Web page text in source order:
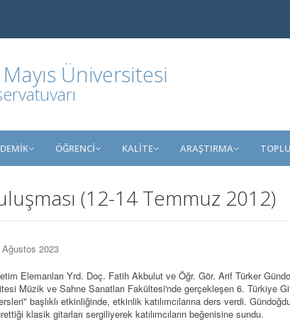
Üniversitesi
ÖĞRENCİ KALİTE ARAŞTIRMA
(12-14 Temmuz 2012)
2023
Elemanları Yrd. Doç. Fatih Akbulut ve Öğr. Gör. Arif Türker
Müzik ve Sahne Sanatları Fakültesi'nde gerçekleşen 6. Türkiye
başlıklı etkinliğinde, etkinlik katılımcılarına ders verdi.
klasik gitarları sergiliyerek katılımcıların beğenisine sundu.